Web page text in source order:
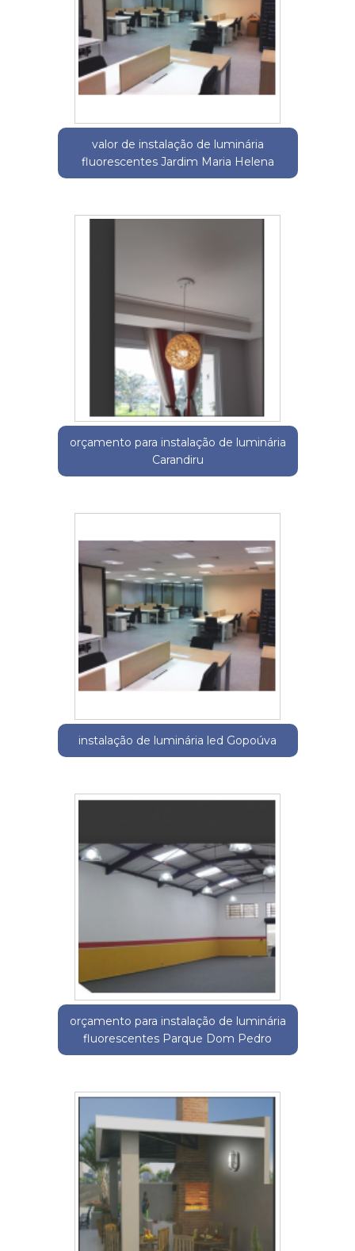
valor de instalação de luminária
fluorescentes Jardim Maria Helena
orçamento para instalação de luminária
Carandiru
instalação de luminária led Gopoúva
orçamento para instalação de luminária
fluorescentes Parque Dom Pedro